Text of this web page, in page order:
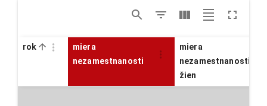
rok
miera
nezamestnanosti
miera
nezamestnanosti
žien